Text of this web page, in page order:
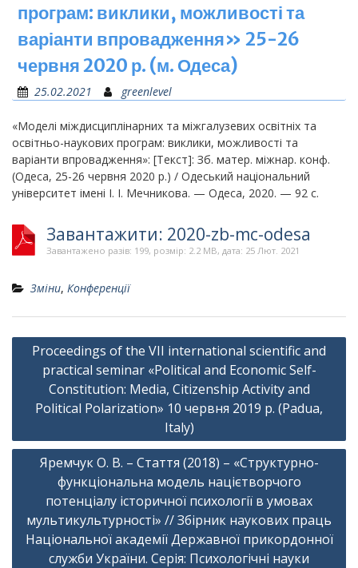
програм: виклики, можливості та
варіанти впровадження» 25-26
червня 2020 р. (м. Одеса)
25.02.2021 greenlevel
«Моделі міждисциплінарних та міжгалузевих освітніх та
освітньо-наукових програм: виклики, можливості та
варіанти впровадження»: [Текст]: Зб. матер. міжнар. конф.
(Одеса, 25-26 червня 2020 р.) / Одеський національний
університет імені І. І. Мечникова. — Одеса, 2020. — 92 с.
Завантажити: 2020-zb-mc-odesa
Завантажено разів: 199, розмір: 2.2 MB, дата: 25 Лют. 2021
Зміни, Конференції
Навігація
записів
Proceedings of the VII international scientific and
practical seminar «Political and Economic Self-
Constitution: Media, Citizenship Activity and
Political Polarization» 10 червня 2019 р. (Padua,
Italy)
Яремчук О. В. – Стаття (2018) – «Структурно-
функціональна модель націєтворчого
потенціалу історичної психології в умовах
мультикультурності» // Збірник наукових праць
Національної академії Державної прикордонної
служби України. Серія: Психологічні науки